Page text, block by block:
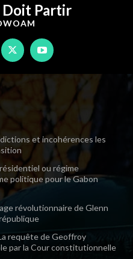
Doit Partir
et incohérences les
ou régime
politique pour le Gabon
révolutionnaire de Glenn
requête de Geoffroy
par la Cour constitutionnelle